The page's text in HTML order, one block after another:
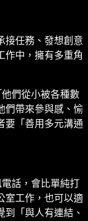
接任務、發想創意
作中，擁有多重角
們從小被各種數
們帶來參與感、愉
要「善用多元溝通
話，會比單純打
室工作，也可以適
到「與人有連結、